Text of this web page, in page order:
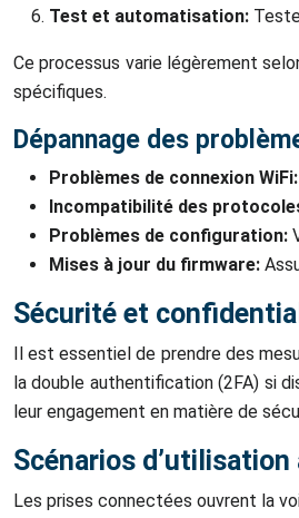
Test et automatisation:
Ce processus varie légèrement
spécifiques.
Dépannage des
Problèmes de connexion WiFi:
Incompatibilité des
Problèmes de configuration:
Mises à jour du firmware:
Sécurité et
Il est essentiel de prendre des
la double authentification (2FA) si
leur engagement en matière de
Scénarios
Les prises connectées ouvrent la